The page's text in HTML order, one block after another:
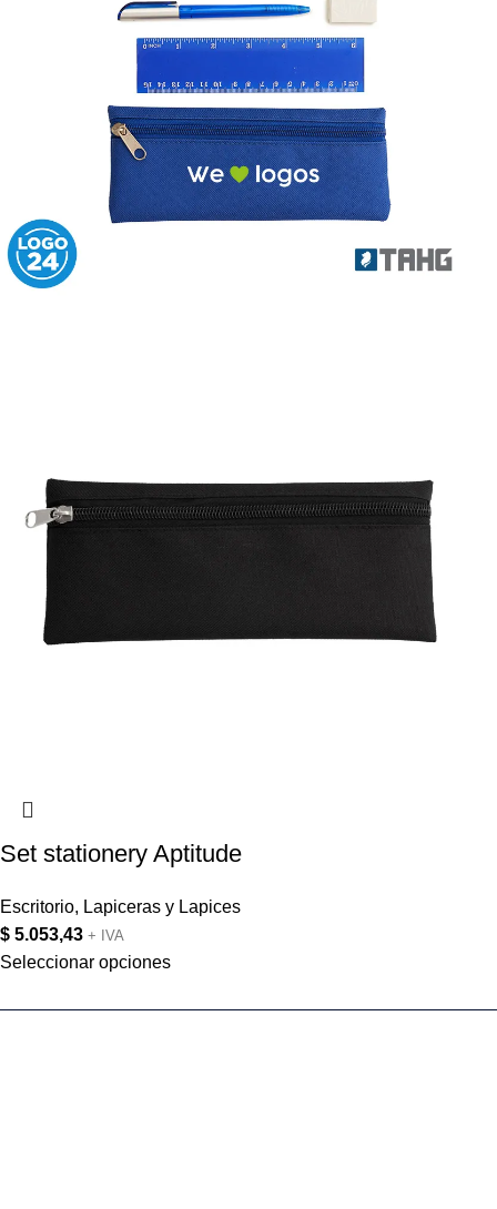
Set stationery Aptitude
Escritorio, Lapiceras y Lapices
$ 5.053,43 + IVA
Seleccionar opciones